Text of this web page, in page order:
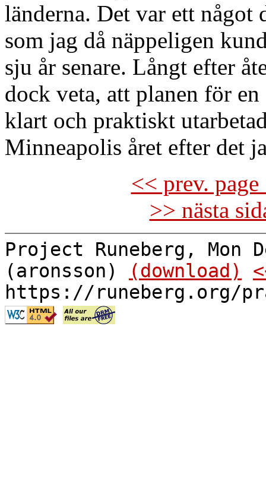
länderna. Det var ett något
som jag då näppeligen
sju år senare. Långt efter
dock veta, att planen för
klart och praktiskt
Minneapolis året efter det
<< prev.
>> nästa
Project Runeberg, Mon
(aronsson)
(download)
https://runeberg.org/